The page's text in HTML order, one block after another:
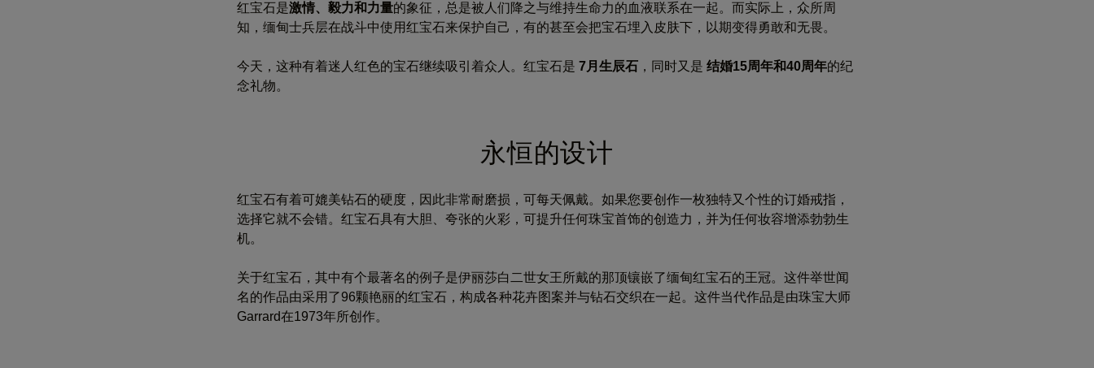
红宝石是激情、毅力和力量的象征，总是被人们降之与维持生命力的血液联系在一起。而实际上，众所周
知，缅甸士兵层在战斗中使用红宝石来保护自己，有的甚至会把宝石埋入皮肤下，以期变得勇敢和无畏。
今天，这种有着迷人红色的宝石继续吸引着众人。红宝石是 7月生辰石 ，同时又是 结婚15周年和40周年的纪
念礼物。
永恒的设计
红宝石有着可媲美钻石的硬度，因此非常耐磨损，可每天佩戴。如果您要创作一枚独特又个性的订婚戒指，
选择它就不会错。红宝石具有大胆、夸张的火彩，可提升任何珠宝首饰的创造力，并为任何妆容增添勃勃生
机。
关于红宝石，其中有个最著名的例子是伊丽莎白二世女王所戴的那顶镶嵌了缅甸红宝石的王冠。这件举世闻
名的作品由采用了96颗艳丽的红宝石，构成各种花卉图案并与钻石交织在一起。这件当代作品是由珠宝大师
Garrard在1973年所创作。